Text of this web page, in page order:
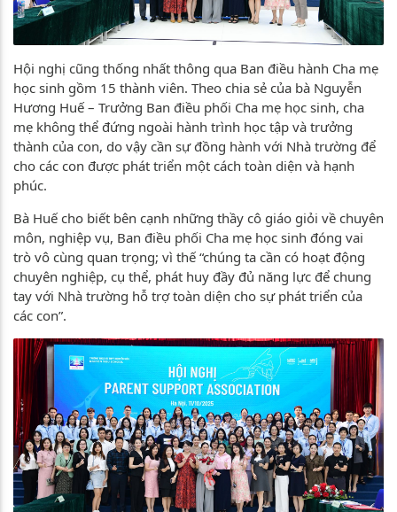
Hội nghị cũng thống nhất thông qua Ban điều hành Cha mẹ
học sinh gồm 15 thành viên. Theo chia sẻ của bà Nguyễn
Hương Huế – Trưởng Ban điều phối Cha mẹ học sinh, cha
mẹ không thể đứng ngoài hành trình học tập và trưởng
thành của con, do vậy cần sự đồng hành với Nhà trường để
cho các con được phát triển một cách toàn diện và hạnh
phúc.
Bà Huế cho biết bên cạnh những thầy cô giáo giỏi về chuyên
môn, nghiệp vụ, Ban điều phối Cha mẹ học sinh đóng vai
trò vô cùng quan trọng; vì thế “chúng ta cần có hoạt động
chuyên nghiệp, cụ thể, phát huy đầy đủ năng lực để chung
tay với Nhà trường hỗ trợ toàn diện cho sự phát triển của
các con”.